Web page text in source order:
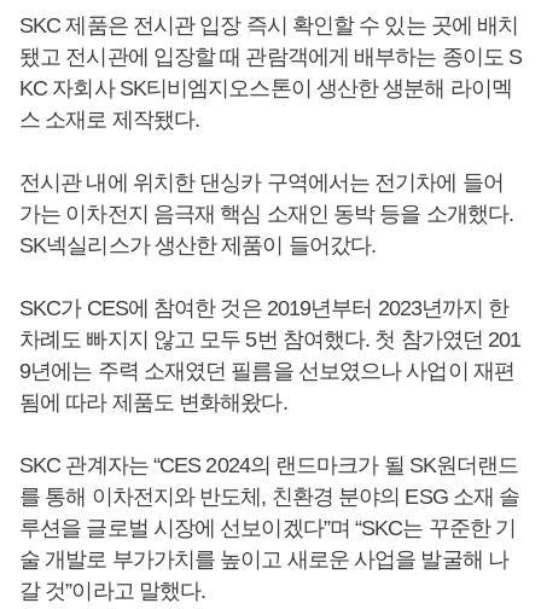
SKC 제품은 전시관 입장 즉시 확인할 수 있는 곳에 배치
됐고 전시관에 입장할 때 관람객에게 배부하는 종이도 S
KC 자회사 SK티비엠지오스톤이 생산한 생분해 라이멕
스 소재로 제작됐다.
전시관 내에 위치한 댄싱카 구역에서는 전기차에 들어
가는 이차전지 음극재 핵심 소재인 동박 등을 소개했다.
SK넥실리스가 생산한 제품이 들어갔다.
SKC가 CES에 참여한 것은 2019년부터 2023년까지 한
차례도 빠지지 않고 모두 5번 참여했다. 첫 참가였던 201
9년에는 주력 소재였던 필름을 선보였으나 사업이 재편
됨에 따라 제품도 변화해왔다.
SKC 관계자는 “CES 2024의 랜드마크가 될 SK원더랜드
를 통해 이차전지와 반도체, 친환경 분야의 ESG 소재 솔
루션을 글로벌 시장에 선보이겠다”며 “SKC는 꾸준한 기
술 개발로 부가가치를 높이고 새로운 사업을 발굴해 나
갈 것”이라고 말했다.